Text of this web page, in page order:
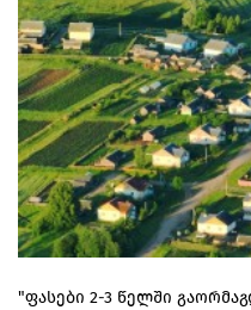
"ფასები 2-3 წელში